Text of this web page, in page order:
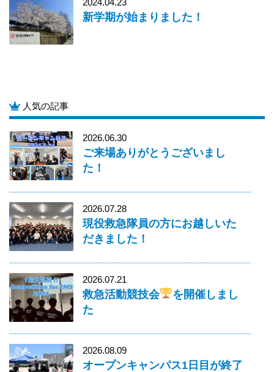
新学期が始まりました！
人気の記事
2026.06.30
ご来場ありがとうございまし
た！
2026.07.28
現役救急隊員の方にお越しいた
だきました！
2026.07.21
救急活動競技会
を開催しまし
た
2026.08.09
オープンキャンパス1日目が終了